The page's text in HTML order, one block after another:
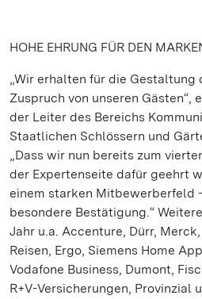
HOHE EHRUNG FÜR DEN
„Wir erhalten für die Gestaltung
Zuspruch von unseren Gästen“,
der Leiter des Bereichs
Staatlichen Schlössern und
„Dass wir nun bereits zum
der Expertenseite dafür geehrt
einem starken Mitbewerberfeld
besondere Bestätigung.“
Jahr u.a. Accenture, Dürr,
Reisen, Ergo, Siemens Home
Vodafone Business, Dumont,
R+V-Versicherungen, Provinzial